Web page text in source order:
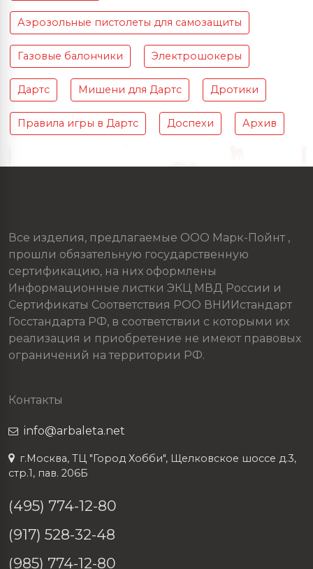
Аэрозольные пистолеты для самозащиты
Газовые балончики Электрошокеры
Дартс Мишени для Дартс Дротики
Правила игры в Дартс Доспехи Архив
Все изделия, предлагаемые ООО Марк-Пойнт ,
прошли обязательную государственную
сертификацию, на них оформлены
Информационные листки ЭКЦ МВД России и
Сертификаты Соответствия РОО ВНИИстандарт
Госстандарта РФ, в соответствии с которыми их
реализация и приобретение не имеют правовых
ограничений на территории РФ.
Контакты
info@arbaleta.net
г.Москва, ТЦ "Город Хобби", Щелковское шоссе д.3,
стр.1, пав. 206Б
(495) 774-12-80
(917) 528-32-48
(985) 774-12-80